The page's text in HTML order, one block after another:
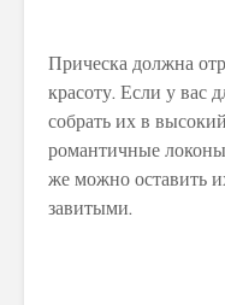
Прическа должна
красоту. Если у вас
собрать их в
романтичные
же можно оставить
завитыми.